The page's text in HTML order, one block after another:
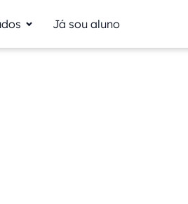
Já sou aluno